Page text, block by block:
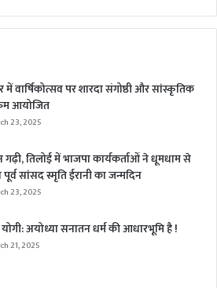
में वार्षिकोत्सव पर शारदा संगोष्ठी और सांस्कृतिक
आयोजित
23, 2025
गढ़ी, तिलोई में भाजपा कार्यकर्ताओं ने धूमधाम से
पूर्व सांसद स्मृति ईरानी का जन्मदिन
23, 2025
अयोध्या सनातन धर्म की आधारभूमि है !
21, 2025